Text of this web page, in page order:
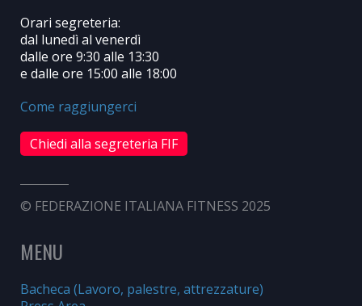
Orari segreteria:
dal lunedì al venerdì
dalle ore 9:30 alle 13:30
e dalle ore 15:00 alle 18:00
Come raggiungerci
Chiedi alla segreteria FIF
© FEDERAZIONE ITALIANA FITNESS 2025
MENU
Bacheca (Lavoro, palestre, attrezzature)